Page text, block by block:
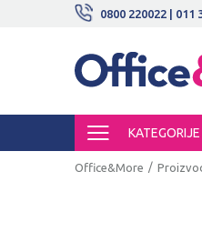
0800 220022 | 011
ISPORUKE!
Office&More